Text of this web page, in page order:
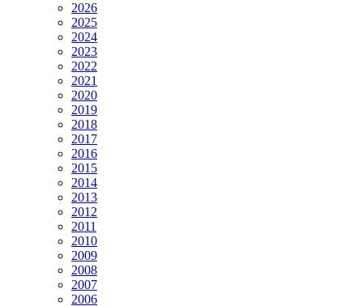
2026
2025
2024
2023
2022
2021
2020
2019
2018
2017
2016
2015
2014
2013
2012
2011
2010
2009
2008
2007
2006